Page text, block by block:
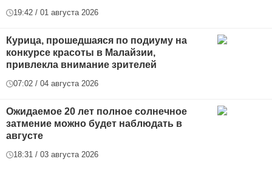
19:42 / 01 августа 2026
Курица, прошедшаяся по подиуму на
конкурсе красоты в Малайзии,
привлекла внимание зрителей
07:02 / 04 августа 2026
Ожидаемое 20 лет полное солнечное
затмение можно будет наблюдать в
августе
18:31 / 03 августа 2026